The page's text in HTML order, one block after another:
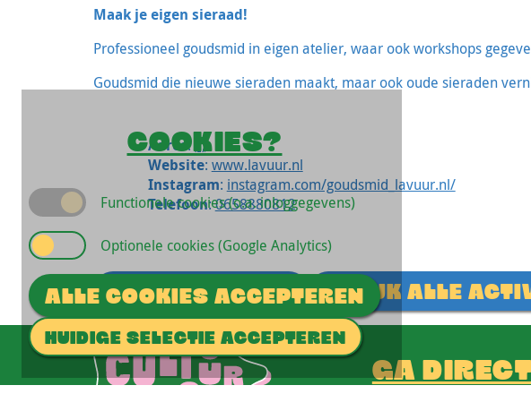
Maak je eigen sieraad!
Professioneel goudsmid in eigen atelier, waar ook workshops
Goudsmid die nieuwe sieraden maakt, maar ook oude sieraden
Adres: , ,
Website: www.lavuur.nl
Instagram: instagram.com/goudsmid_lavuur.nl/
Telefoon:0658880812
STUUR EEN MAIL BEKIJK ALLE
GA
COOKIES?
Functionele cookies (o.a. inloggegevens)
Optionele cookies (Google Analytics)
ALLE COOKIES ACCEPTEREN
HUIDIGE SELECTIE ACCEPTEREN